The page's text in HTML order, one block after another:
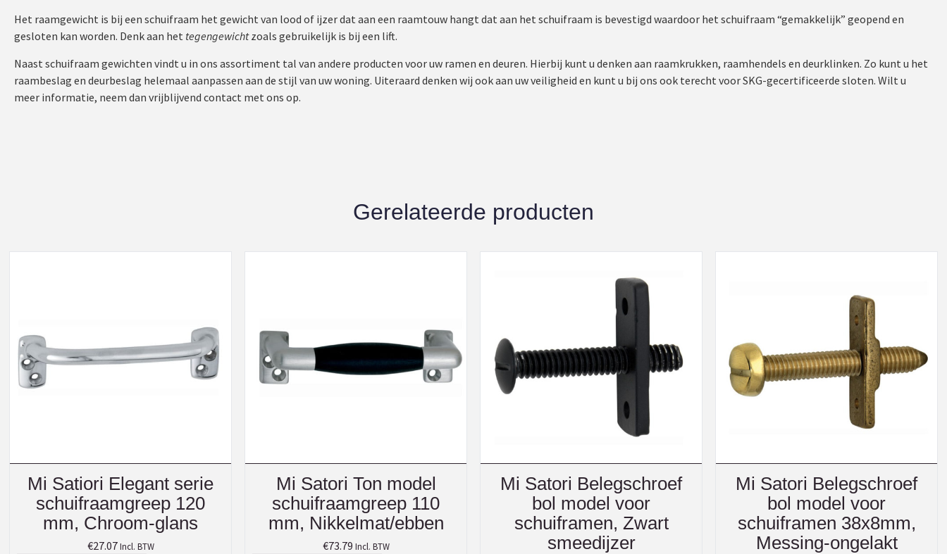
Het raamgewicht is bij een schuifraam het gewicht van lood of ijzer dat aan een raamtouw hangt dat aan het schuifraam is bevestigd waardoor het schuifraam “gemakkelijk” geopend en
gesloten kan worden. Denk aan het tegengewichtzoals gebruikelijk is bij een lift.
Naast schuifraam gewichten vindt u in ons assortiment tal van andere producten voor uw ramen en deuren. Hierbij kunt u denken aan raamkrukken, raamhendels en deurklinken. Zo kunt u het
raambeslag en deurbeslag helemaal aanpassen aan de stijl van uw woning. Uiteraard denken wij ook aan uw veiligheid en kunt u bij ons ook terecht voor SKG-gecertificeerde sloten. Wilt u
meer informatie, neem dan vrijblijvend contact met ons op.
Gerelateerde producten
Mi Satiori Elegant serie
schuifraamgreep 120
mm, Chroom-glans
€27.07 Incl. BTW
Mi Satori Ton model
schuifraamgreep 110
mm, Nikkelmat/ebben
€73.79 Incl. BTW
Mi Satori Belegschroef
bol model voor
schuiframen, Zwart
smeedijzer
Mi Satori Belegschroef
bol model voor
schuiframen 38x8mm,
Messing-ongelakt